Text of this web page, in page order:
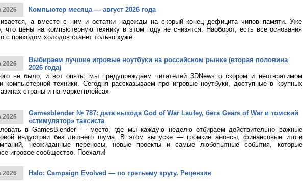
2026
Компьютер месяца — август 2026 года
а вместе с ним и остатки надежды на скорый конец дефицита чипов памяти. Уже
что цены на компьютерную технику в этом году не снизятся. Наоборот, есть все основания
с приходом холодов станет только хуже
2026
Выбираем лучшие игровые ноутбуки на российском рынке (вторая половина
2026 года)
не было, и вот опять: мы предупреждаем читателей 3DNews о скором и неотвратимом
компьютерной техники. Сегодня рассказываем про игровые ноутбуки, доступные в крупных
страны и на маркетплейсах
2026
Gamesblender № 787: дата выхода God of War Laufey, бета Gears of War и томский
«стимулятор» таксиста
в GamesBlender — место, где мы каждую неделю отбираем действительно важные
индустрии без лишнего шума. В этом выпуске — громкие анонсы, финансовые итоги
неожиданные переносы, новые проекты и самые любопытные события, которые
игровое сообщество. Поехали!
2026
Halo: Campaign Evolved — по третьему кругу. Рецензия